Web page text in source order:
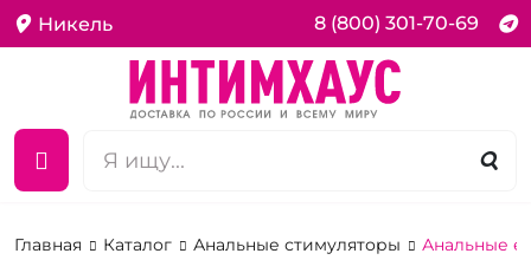
Никель 8 (800) 301-70-69
Главная Каталог Анальные стимуляторы Анальные